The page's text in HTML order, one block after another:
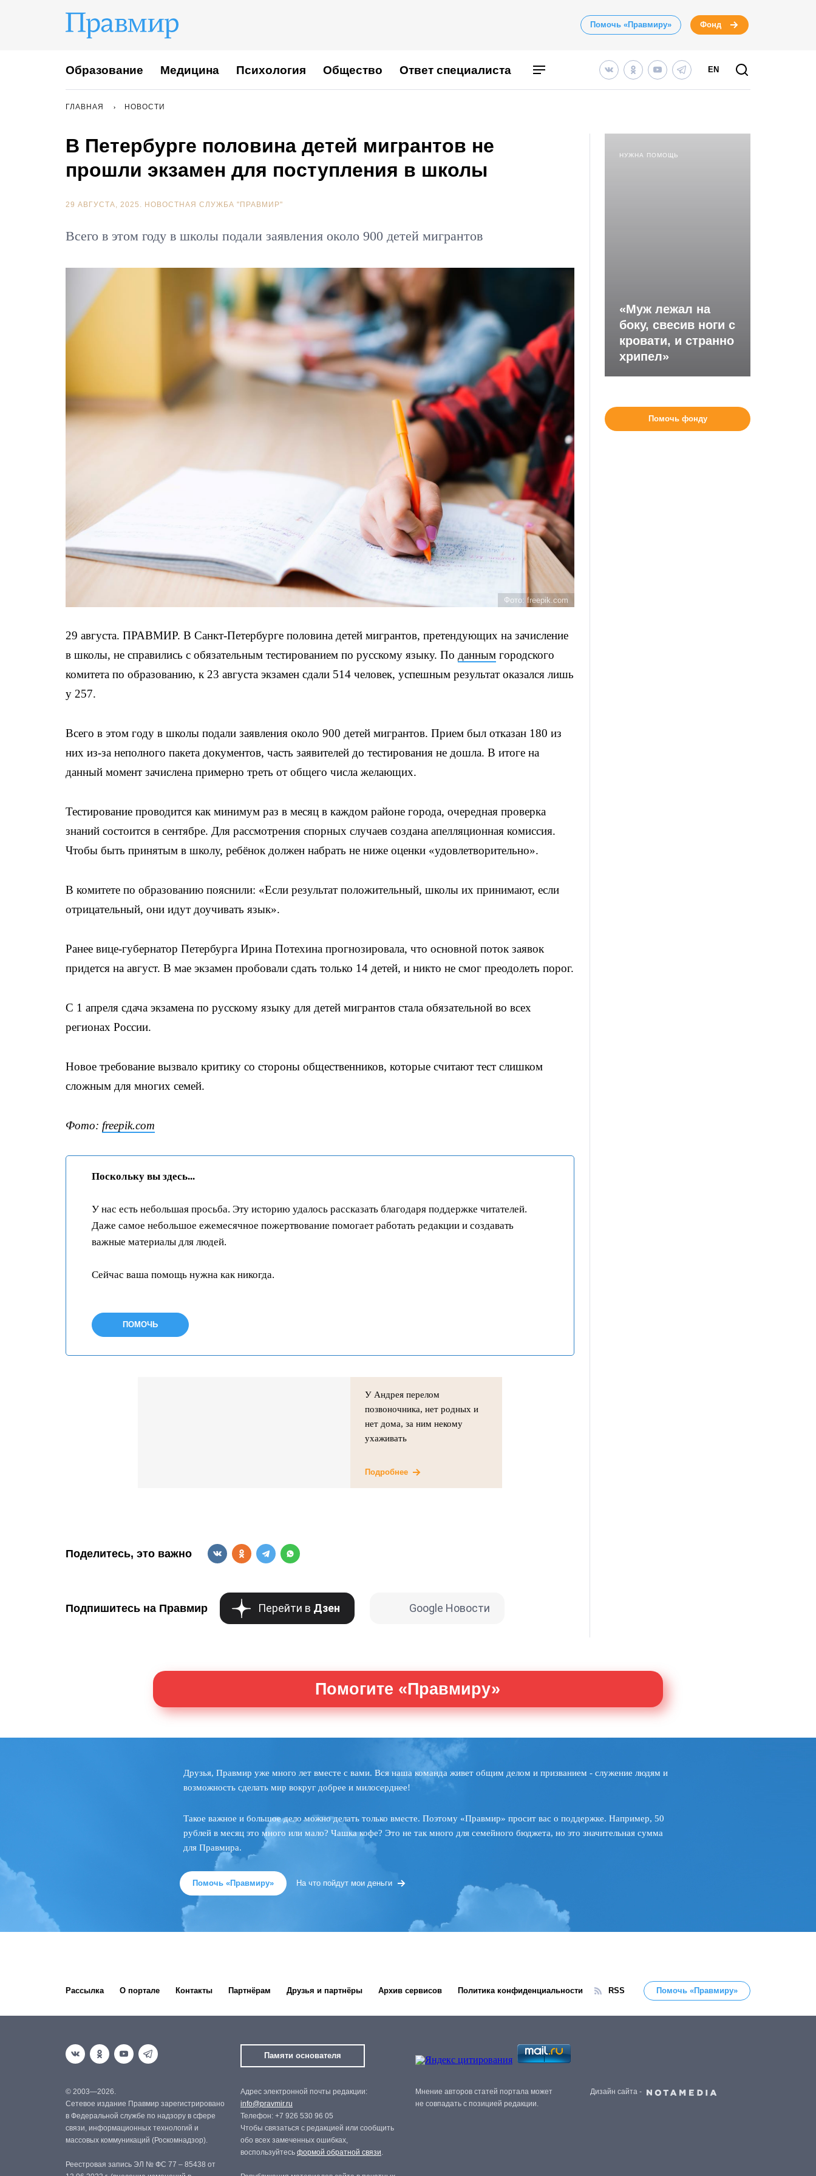
Помочь «Правмиру» Фонд
Образование Медицина Психология Общество Ответ специалиста EN
ГЛАВНАЯ НОВОСТИ
В Петербурге половина детей мигрантов не
прошли экзамен для поступления в школы
29 АВГУСТА, 2025. НОВОСТНАЯ СЛУЖБА "ПРАВМИР"
Всего в этом году в школы подали заявления около 900 детей мигрантов
Фото: freepik.com
29 августа. ПРАВМИР. В Санкт-Петербурге половина детей мигрантов, претендующих на зачисление
в школы, не справились с обязательным тестированием по русскому языку. По данным городского
комитета по образованию, к 23 августа экзамен сдали 514 человек, успешным результат оказался лишь
у 257.
Всего в этом году в школы подали заявления около 900 детей мигрантов. Прием был отказан 180 из
них из-за неполного пакета документов, часть заявителей до тестирования не дошла. В итоге на
данный момент зачислена примерно треть от общего числа желающих.
Тестирование проводится как минимум раз в месяц в каждом районе города, очередная проверка
знаний состоится в сентябре. Для рассмотрения спорных случаев создана апелляционная комиссия.
Чтобы быть принятым в школу, ребёнок должен набрать не ниже оценки «удовлетворительно».
В комитете по образованию пояснили: «Если результат положительный, школы их принимают, если
отрицательный, они идут доучивать язык».
Ранее вице-губернатор Петербурга Ирина Потехина прогнозировала, что основной поток заявок
придется на август. В мае экзамен пробовали сдать только 14 детей, и никто не смог преодолеть порог.
С 1 апреля сдача экзамена по русскому языку для детей мигрантов стала обязательной во всех
регионах России.
Новое требование вызвало критику со стороны общественников, которые считают тест слишком
сложным для многих семей.
Фото: freepik.com
Поскольку вы здесь...
У нас есть небольшая просьба. Эту историю удалось рассказать благодаря поддержке читателей.
Даже самое небольшое ежемесячное пожертвование помогает работать редакции и создавать
важные материалы для людей.
Сейчас ваша помощь нужна как никогда.
ПОМОЧЬ
У Андрея перелом
позвоночника, нет родных и
нет дома, за ним некому
ухаживать
Подробнее
Поделитесь, это важно
Подпишитесь на Правмир Перейти в Дзен Google Новости
НУЖНА ПОМОЩЬ
«Муж лежал на
боку, свесив ноги с
кровати, и странно
хрипел»
Помочь фонду
Помогите «Правмиру»
Друзья, Правмир уже много лет вместе с вами. Вся наша команда живет общим делом и призванием - служение людям и
возможность сделать мир вокруг добрее и милосерднее!
Такое важное и большое дело можно делать только вместе. Поэтому «Правмир» просит вас о поддержке. Например, 50
рублей в месяц это много или мало? Чашка кофе? Это не так много для семейного бюджета, но это значительная сумма
для Правмира.
Помочь «Правмиру» На что пойдут мои деньги
Рассылка О портале Контакты Партнёрам Друзья и партнёры Архив сервисов Политика конфиденциальности RSS Помочь «Правмиру»
Памяти основателя
© 2003—2026.
Сетевое издание Правмир зарегистрировано
в Федеральной службе по надзору в сфере
связи, информационных технологий и
массовых коммуникаций (Роскомнадзор).
Реестровая запись ЭЛ № ФС 77 – 85438 от
Адрес электронной почты редакции:
info@pravmir.ru
Телефон: +7 926 530 96 05
Чтобы связаться с редакцией или сообщить
обо всех замеченных ошибках,
воспользуйтесь формой обратной связи.
Мнение авторов статей портала может
не совпадать с позицией редакции.
Дизайн сайта -